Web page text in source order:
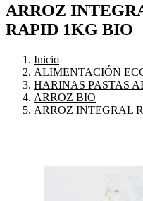
ARROZ
RAPID 1KG BIO
Inicio
ALIMENTACIÓN
HARINAS PASTAS
ARROZ BIO
ARROZ INTEGRAL